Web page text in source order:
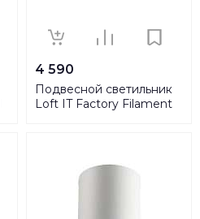
4 590
Подвесной светильник
Loft IT Factory Filament